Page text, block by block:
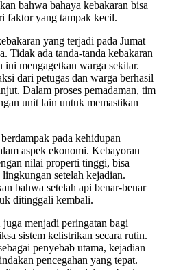
bahwa bahaya kebakaran bisa
faktor yang tampak kecil.
yang terjadi pada Jumat
Tidak ada tanda-tanda kebakaran
ini mengagetkan warga sekitar.
dari petugas dan warga berhasil
Dalam proses pemadaman, tim
unit lain untuk memastikan
pada kehidupan
aspek ekonomi. Kebayoran
nilai properti tinggi, bisa
setelah kejadian.
bahwa setelah api benar-benar
ditinggali kembali.
menjadi peringatan bagi
sistem kelistrikan secara rutin.
penyebab utama, kejadian
pencegahan yang tepat.